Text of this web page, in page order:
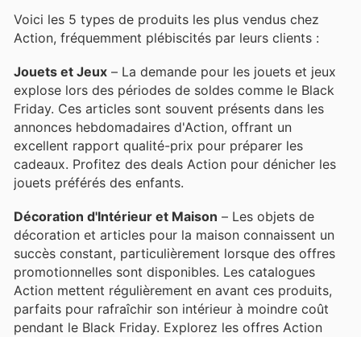
Voici les 5 types de produits les plus vendus chez
Action, fréquemment plébiscités par leurs clients :
Jouets et Jeux – La demande pour les jouets et jeux
explose lors des périodes de soldes comme le Black
Friday. Ces articles sont souvent présents dans les
annonces hebdomadaires d'Action, offrant un
excellent rapport qualité-prix pour préparer les
cadeaux. Profitez des deals Action pour dénicher les
jouets préférés des enfants.
Décoration d'Intérieur et Maison – Les objets de
décoration et articles pour la maison connaissent un
succès constant, particulièrement lorsque des offres
promotionnelles sont disponibles. Les catalogues
Action mettent régulièrement en avant ces produits,
parfaits pour rafraîchir son intérieur à moindre coût
pendant le Black Friday. Explorez les offres Action